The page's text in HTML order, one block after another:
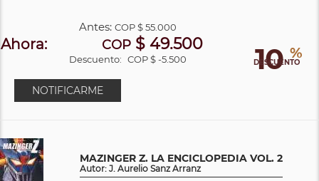
10 %
DESCUENTO
Antes: COP$ 55.000
Ahora: COP $ 49.500
Descuento: COP $ -5.500
NOTIFICARME
MAZINGER Z. LA ENCICLOPEDIA VOL. 2
Autor: J. Aurelio Sanz Arranz